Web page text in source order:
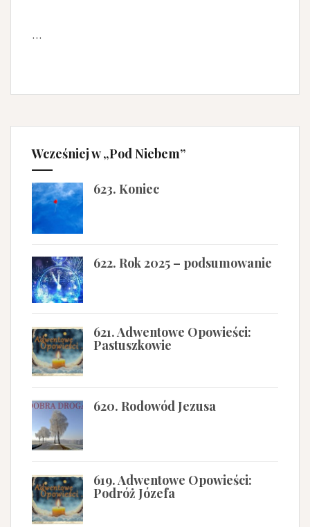
…
Wcześniej w „Pod Niebem”
623. Koniec
622. Rok 2025 – podsumowanie
621. Adwentowe Opowieści:
Pastuszkowie
620. Rodowód Jezusa
619. Adwentowe Opowieści:
Podróż Józefa